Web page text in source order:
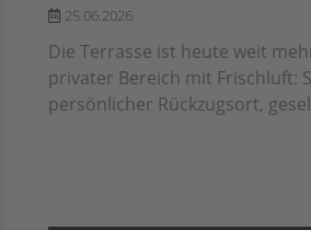
25.06.2026
Die Terrasse ist heute weit
privater Bereich mit Frischluft:
persönlicher Rückzugsort,